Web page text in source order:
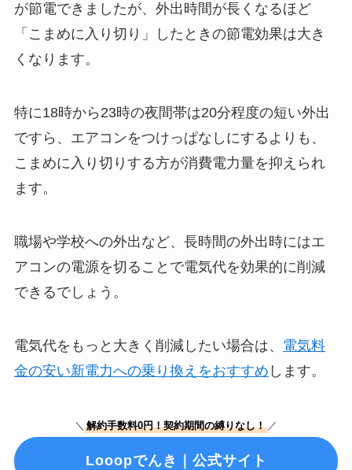
が節電できましたが、外出時間が長くなるほど
「こまめに入り切り」したときの節電効果は大き
くなります。
特に18時から23時の夜間帯は20分程度の短い外出
ですら、エアコンをつけっぱなしにするよりも、
こまめに入り切りする方が消費電力量を抑えられ
ます。
職場や学校への外出など、長時間の外出時にはエ
アコンの電源を切ることで電気代を効果的に削減
できるでしょう。
電気代をもっと大きく削減したい場合は、 電気料
金の安い新電力への乗り換えをおすすめ します。
＼ 解約手数料0円！契約期間の縛りなし！ ／
Looopでんき｜公式サイト